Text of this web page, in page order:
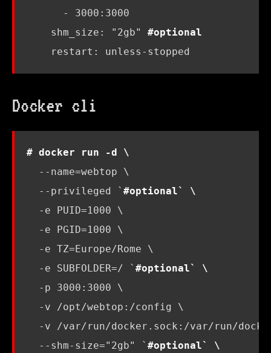
- 3000 : 3000
shm_size : "2gb"
#optional
restart : unless-stopped
Docker cli
# docker run -d \
  --name
=webtop
  --privileged
` #optional` \
  -e
PUID=1000
  -e
PGID=1000
  -e
TZ=Europe/Rome
  -e
SUBFOLDER=/ ` #optional` \
  -p 3000:3000
  -v /opt/webtop:/config
-v /var/run/docker.sock:/var/run/
  --shm-size
="2gb" ` #optional` \